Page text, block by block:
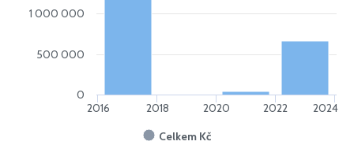
Celkem Kč
2016 2018 2020 2022 2024
0
500 000
1 000 000